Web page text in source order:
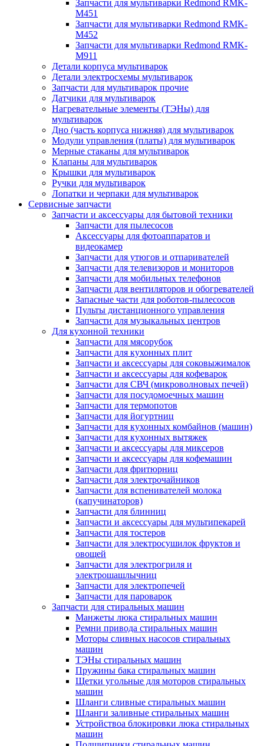
Запчасти для мультиварки Redmond RMK-
M451
Запчасти для мультиварки Redmond RMK-
M452
Запчасти для мультиварки Redmond RMK-
M911
Детали корпуса мультиварок
Детали электросхемы мультиварок
Запчасти для мультиварок прочие
Датчики для мультиварок
Нагревательные элементы (ТЭНы) для
мультиварок
Дно (часть корпуса нижняя) для мультиварок
Модули управления (платы) для мультиварок
Мерные стаканы для мультиварок
Клапаны для мультиварок
Крышки для мультиварок
Ручки для мультиварок
Лопатки и черпаки для мультиварок
Сервисные запчасти
Запчасти и аксессуары для бытовой техники
Запчасти для пылесосов
Аксессуары для фотоаппаратов и
видеокамер
Запчасти для утюгов и отпаривателей
Запчасти для телевизоров и мониторов
Запчасти для мобильных телефонов
Запчасти для вентиляторов и обогревателей
Запасные части для роботов-пылесосов
Пульты дистанционного управления
Запчасти для музыкальных центров
Для кухонной техники
Запчасти для мясорубок
Запчасти для кухонных плит
Запчасти и аксессуары для соковыжималок
Запчасти и аксессуары для кофеварок
Запчасти для СВЧ (микроволновых печей)
Запчасти для посудомоечных машин
Запчасти для термопотов
Запчасти для йогуртниц
Запчасти для кухонных комбайнов (машин)
Запчасти для кухонных вытяжек
Запчасти и аксессуары для миксеров
Запчасти и аксессуары для кофемашин
Запчасти для фритюрниц
Запчасти для электрочайников
Запчасти для вспенивателей молока
(капучинаторов)
Запчасти для блинниц
Запчасти и аксессуары для мультипекарей
Запчасти для тостеров
Запчасти для электросушилок фруктов и
овощей
Запчасти для электрогриля и
электрошашлычниц
Запчасти для электропечей
Запчасти для пароварок
Запчасти для стиральных машин
Манжеты люка стиральных машин
Ремни привода стиральных машин
Моторы сливных насосов стиральных
машин
ТЭНы стиральных машин
Пружины бака стиральных машин
Щетки угольные для моторов стиральных
машин
Шланги сливные стиральных машин
Шланги заливные стиральных машин
Устройствоа блокировки люка стиральных
машин